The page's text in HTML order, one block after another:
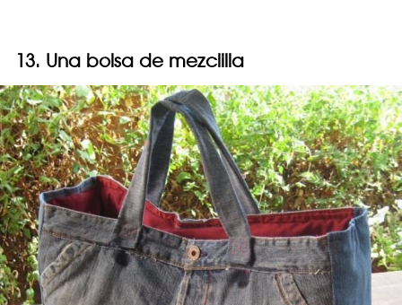
13. Una bolsa de mezclilla